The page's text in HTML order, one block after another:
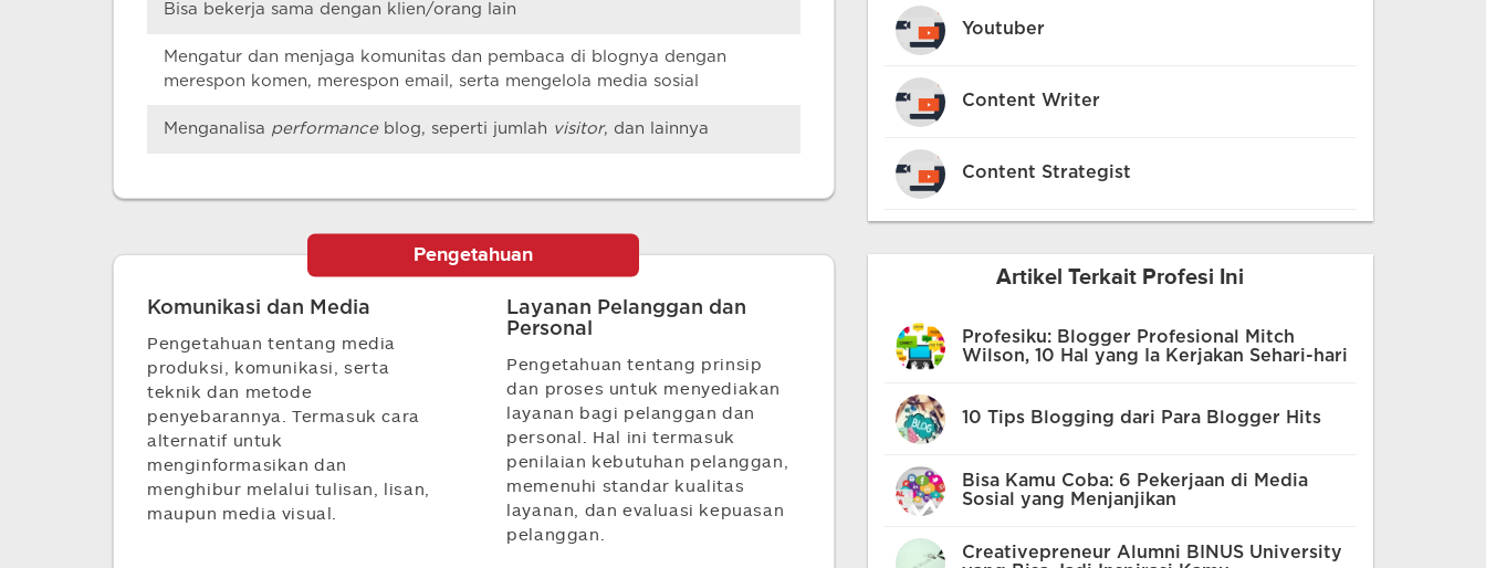
Youtuber
Content Writer
Content Strategist
Artikel Terkait Profesi Ini
Profesiku: Blogger Profesional Mitch
Wilson, 10 Hal yang Ia Kerjakan Sehari-hari
10 Tips Blogging dari Para Blogger Hits
Bisa Kamu Coba: 6 Pekerjaan di Media
Sosial yang Menjanjikan
Creativepreneur Alumni BINUS University
Bisa bekerja sama dengan klien/orang lain
Mengatur dan menjaga komunitas dan pembaca di blognya dengan
merespon komen, merespon email, serta mengelola media sosial
Menganalisa performanceblog, seperti jumlah visitor, dan lainnya
Pengetahuan
Komunikasi dan Media
Pengetahuan tentang media
produksi, komunikasi, serta
teknik dan metode
penyebarannya. Termasuk cara
alternatif untuk
menginformasikan dan
menghibur melalui tulisan, lisan,
maupun media visual.
Layanan Pelanggan dan
Personal
Pengetahuan tentang prinsip
dan proses untuk menyediakan
layanan bagi pelanggan dan
personal. Hal ini termasuk
penilaian kebutuhan pelanggan,
memenuhi standar kualitas
layanan, dan evaluasi kepuasan
pelanggan.